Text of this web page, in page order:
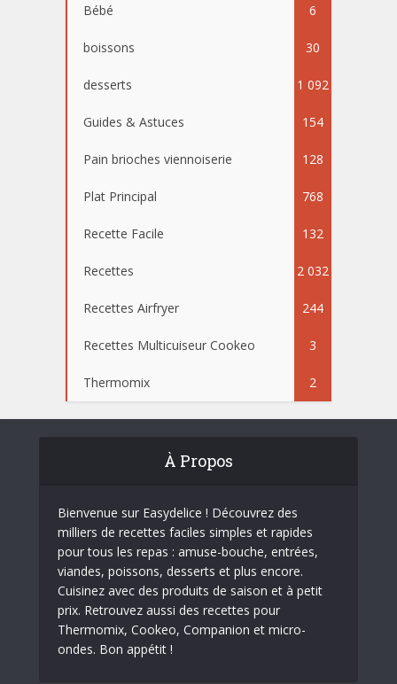
Bébé 6
boissons 30
desserts 1 092
Guides & Astuces 154
Pain brioches viennoiserie 128
Plat Principal 768
Recette Facile 132
Recettes 2 032
Recettes Airfryer 244
Recettes Multicuiseur Cookeo 3
Thermomix 2
À Propos
Bienvenue sur Easydelice ! Découvrez des
milliers de recettes faciles simples et rapides
pour tous les repas : amuse-bouche, entrées,
viandes, poissons, desserts et plus encore.
Cuisinez avec des produits de saison et à petit
prix. Retrouvez aussi des recettes pour
Thermomix, Cookeo, Companion et micro-
ondes. Bon appétit !